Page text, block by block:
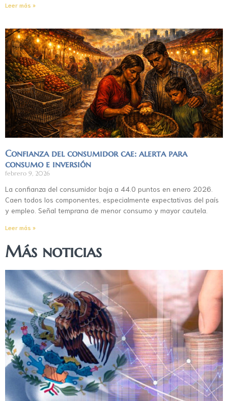
Leer más »
Confianza del consumidor cae: alerta para
consumo e inversión
febrero 9, 2026
La confianza del consumidor baja a 44.0 puntos en enero 2026.
Caen todos los componentes, especialmente expectativas del país
y empleo. Señal temprana de menor consumo y mayor cautela.
Leer más »
Más noticias